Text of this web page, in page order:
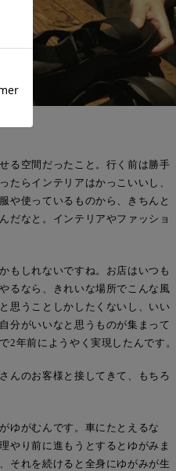
る空間だったこと。行く前は勝手
たらインテリアはかっこいいし、
や使っているものから、きちんと
だなと。インテリアやファッショ
もしれないですね。お店はいつも
るなら、きれいな場所でこんな風
思うことしかしたくないし、いい
分がいいなと思うものが集まって
2年前にようやく実現したんです。
んのお客様と接してきて、もちろ
ゆがむんです。車にたとえるな
やり前に進もうとするとゆがみま
それを続けると全身にゆがみが生